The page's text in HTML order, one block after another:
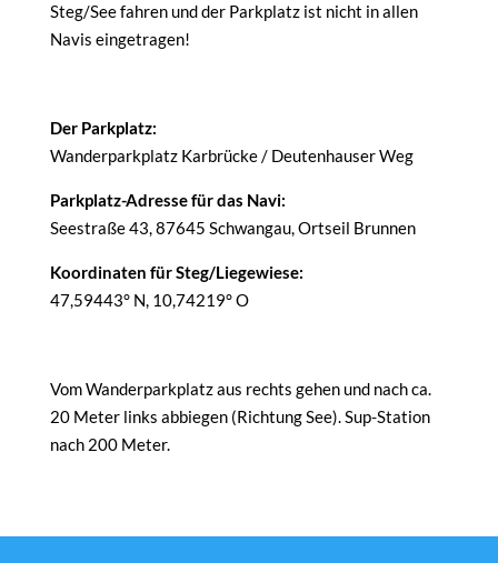
Steg/See fahren und der Parkplatz ist nicht in allen
Navis eingetragen!
Der Parkplatz:
Wanderparkplatz Karbrücke / Deutenhauser Weg
Parkplatz-Adresse für das Navi:
Seestraße 43, 87645 Schwangau, Ortseil Brunnen
Koordinaten für Steg/Liegewiese:
47,59443° N, 10,74219° O
Vom Wanderparkplatz aus rechts gehen und nach ca.
20 Meter links abbiegen (Richtung See). Sup-Station
nach 200 Meter.